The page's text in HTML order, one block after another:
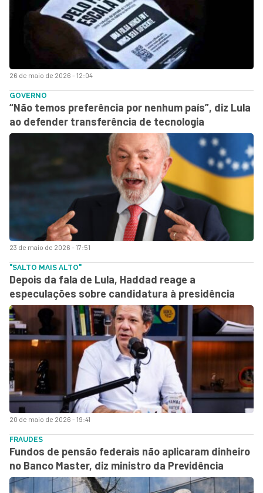
26 de maio de 2026 - 12:04
23 de maio de 2026 - 17:51
GOVERNO
“Não temos preferência por nenhum país”, diz Lula
ao defender transferência de tecnologia
20 de maio de 2026 - 19:41
"SALTO MAIS ALTO"
Depois da fala de Lula, Haddad reage a
especulações sobre candidatura à presidência
FRAUDES
Fundos de pensão federais não aplicaram dinheiro
no Banco Master, diz ministro da Previdência